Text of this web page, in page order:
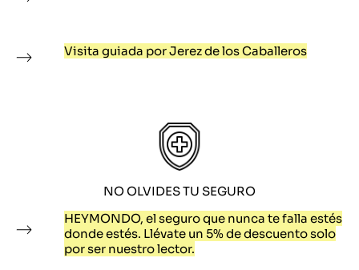
Visita guiada por Jerez de los Caballeros
NO OLVIDES TU SEGURO
HEYMONDO, el seguro que nunca te falla estés
donde estés. Llévate un 5% de descuento solo
por ser nuestro lector.